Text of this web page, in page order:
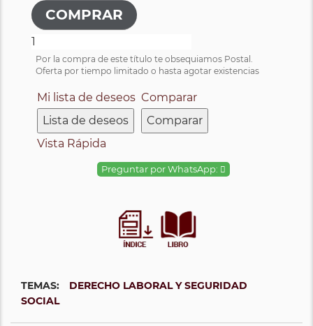
Por la compra de este título te obsequiamos Postal.
Oferta por tiempo limitado o hasta agotar existencias
Mi lista de deseos
Lista de deseos
Comparar
Comparar
Vista Rápida
Preguntar por WhatsApp:
TEMAS:
DERECHO LABORAL Y SEGURIDAD
SOCIAL